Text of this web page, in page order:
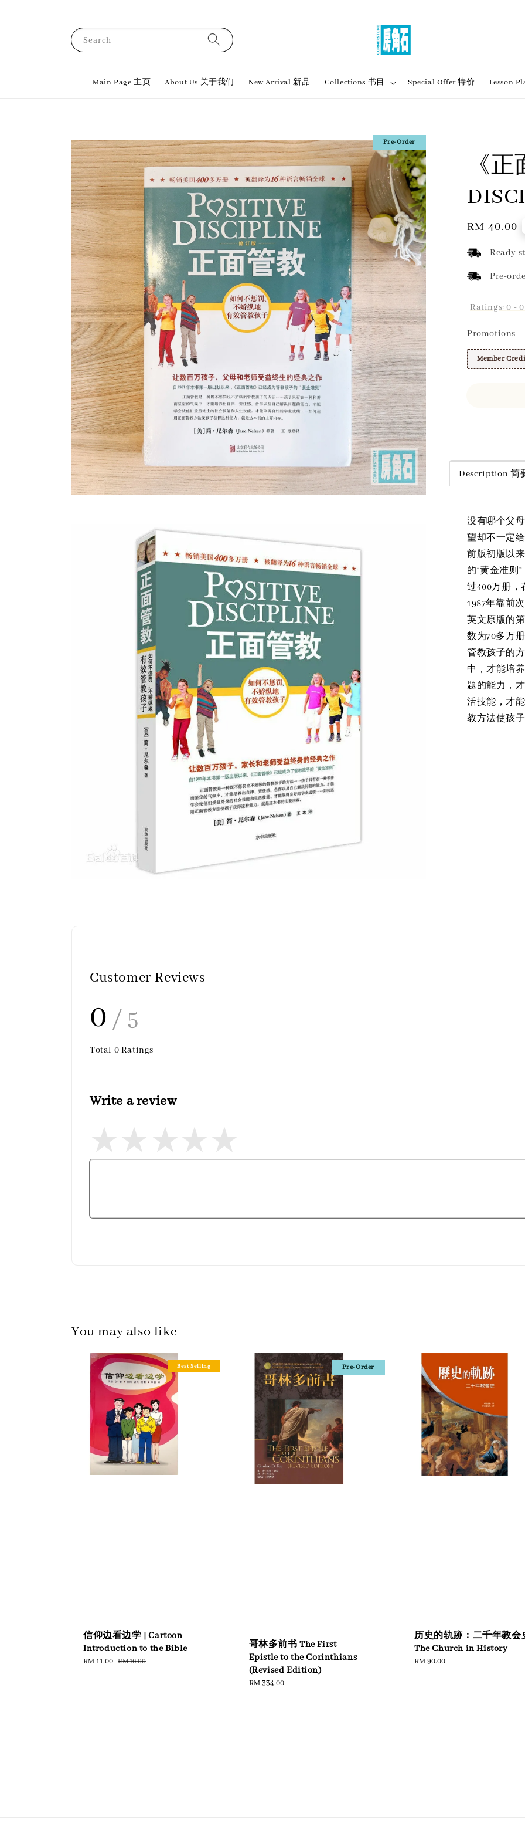
Search
Main Page 主页 About Us 关于我们 New Arrival 新品 Collections 书目 Special Offer 特价 Lesson
Pre-Order
《
Regular
price
RM 40.00
Ready
Pre-
Ratings:0 - 0
Promotions
Member
Description 简
没有哪个父
望却不一定
前版初版以
的“黄金准则
过400万册，
1987年靠前
英文原版的
数为70多万
管教孩子的
中，才能培
题的能力，
活技能，才
教方法使孩
Customer Reviews
0 / 5
Total 0 Ratings
Write a review
You may also like
Best Selling
信仰边看边学 | Cartoon
Introduction to the Bible
Sale
RM 11.00 Regular
RM 16.00
Pre-Order
哥林多前书 The First
Epistle to the Corinthians
(Revised Edition)
Regular
RM 334.00
历史的轨跡：二千年教会
The Church in History
Regular
RM 90.00